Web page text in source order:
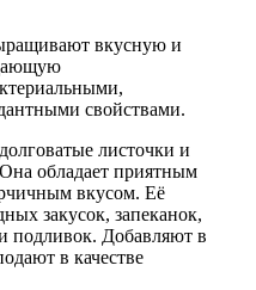
вкусную и
свойствами.
листочки и
Она обладает приятным
вкусом. Её
закусок, запеканок,
подливок. Добавляют в
в качестве